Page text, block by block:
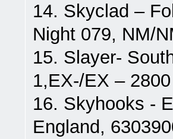
14. Skyclad –
Night 079, NM/
15. Slayer-
1,EX-/EX – 2800
16. Skyhooks -
England,